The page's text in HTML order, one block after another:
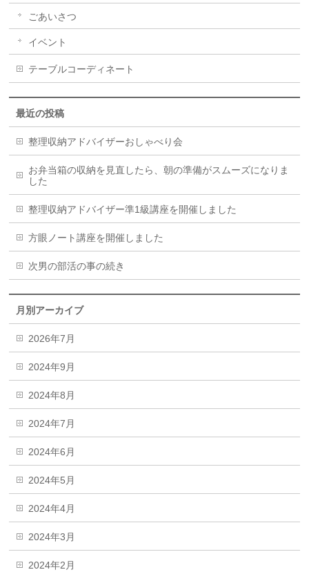
ごあいさつ
イベント
テーブルコーディネート
最近の投稿
整理収納アドバイザーおしゃべり会
お弁当箱の収納を見直したら、朝の準備がスムーズになりま
した
整理収納アドバイザー準1級講座を開催しました
方眼ノート講座を開催しました
次男の部活の事の続き
月別アーカイブ
2026年7月
2024年9月
2024年8月
2024年7月
2024年6月
2024年5月
2024年4月
2024年3月
2024年2月